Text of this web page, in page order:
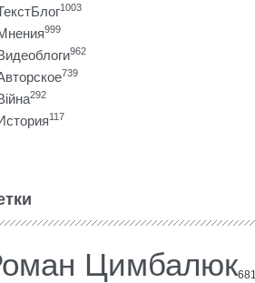
1003
999
962
739
292
117
Цимбалюк681